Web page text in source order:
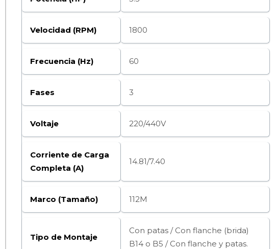
Velocidad (RPM) 1800
Frecuencia (Hz) 60
Fases 3
Voltaje 220/440V
Corriente de Carga
Completa (A)
14.81/7.40
Marco (Tamaño) 112M
Tipo de Montaje
Con patas / Con flanche (brida)
B14 o B5 / Con flanche y patas.